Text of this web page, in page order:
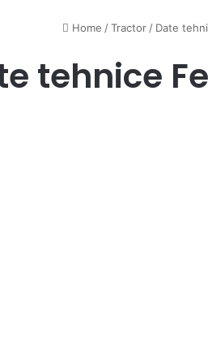
Home /Tractor / Date
tehnice